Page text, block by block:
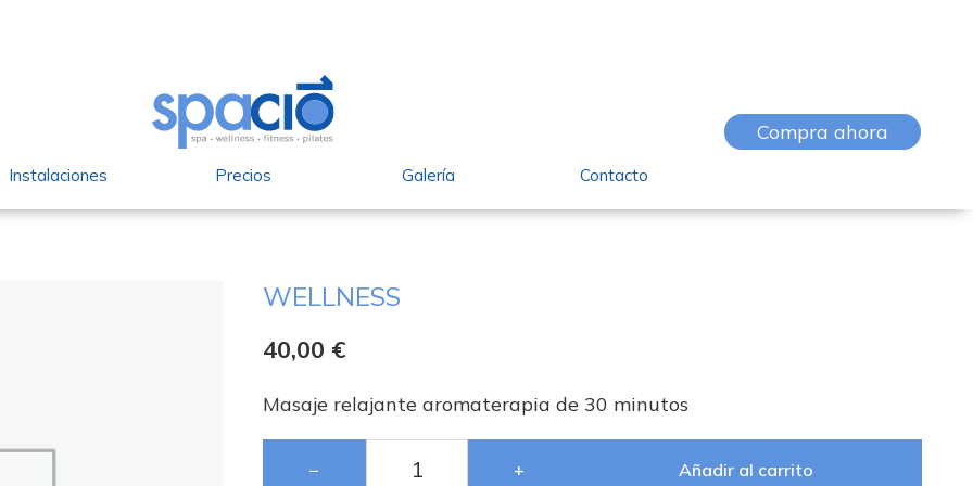
Instalaciones Precios Galería Contacto
Compra ahora
WELLNESS
40,00 €
Masaje relajante aromaterapia de 30 minutos
− + Añadir al carrito